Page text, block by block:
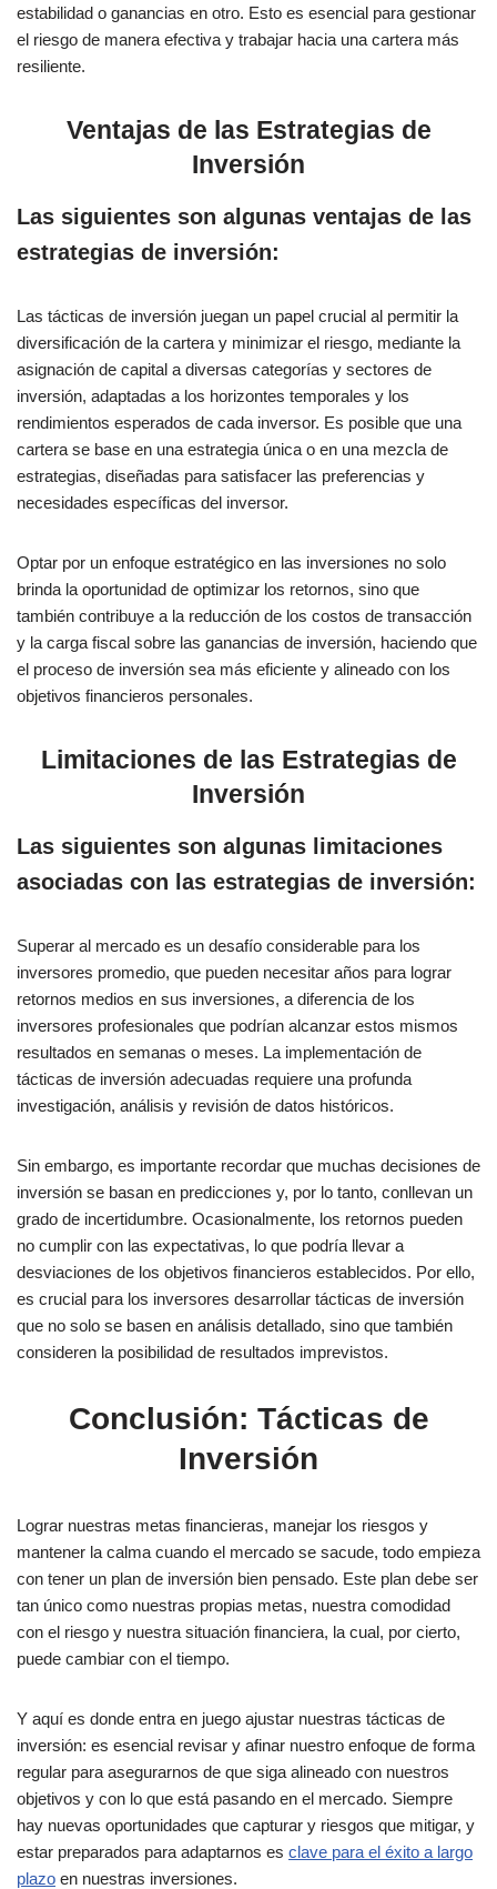
estabilidad o ganancias en otro. Esto es esencial para gestionar
el riesgo de manera efectiva y trabajar hacia una cartera más
resiliente.
Ventajas de las Estrategias de
Inversión
Las siguientes son algunas ventajas de las
estrategias de inversión:
Las tácticas de inversión juegan un papel crucial al permitir la
diversificación de la cartera y minimizar el riesgo, mediante la
asignación de capital a diversas categorías y sectores de
inversión, adaptadas a los horizontes temporales y los
rendimientos esperados de cada inversor. Es posible que una
cartera se base en una estrategia única o en una mezcla de
estrategias, diseñadas para satisfacer las preferencias y
necesidades específicas del inversor.
Optar por un enfoque estratégico en las inversiones no solo
brinda la oportunidad de optimizar los retornos, sino que
también contribuye a la reducción de los costos de transacción
y la carga fiscal sobre las ganancias de inversión, haciendo que
el proceso de inversión sea más eficiente y alineado con los
objetivos financieros personales.
Limitaciones de las Estrategias de
Inversión
Las siguientes son algunas limitaciones
asociadas con las estrategias de inversión:
Superar al mercado es un desafío considerable para los
inversores promedio, que pueden necesitar años para lograr
retornos medios en sus inversiones, a diferencia de los
inversores profesionales que podrían alcanzar estos mismos
resultados en semanas o meses. La implementación de
tácticas de inversión adecuadas requiere una profunda
investigación, análisis y revisión de datos históricos.
Sin embargo, es importante recordar que muchas decisiones de
inversión se basan en predicciones y, por lo tanto, conllevan un
grado de incertidumbre. Ocasionalmente, los retornos pueden
no cumplir con las expectativas, lo que podría llevar a
desviaciones de los objetivos financieros establecidos. Por ello,
es crucial para los inversores desarrollar tácticas de inversión
que no solo se basen en análisis detallado, sino que también
consideren la posibilidad de resultados imprevistos.
Conclusión: Tácticas de
Inversión
Lograr nuestras metas financieras, manejar los riesgos y
mantener la calma cuando el mercado se sacude, todo empieza
con tener un plan de inversión bien pensado. Este plan debe ser
tan único como nuestras propias metas, nuestra comodidad
con el riesgo y nuestra situación financiera, la cual, por cierto,
puede cambiar con el tiempo.
Y aquí es donde entra en juego ajustar nuestras tácticas de
inversión: es esencial revisar y afinar nuestro enfoque de forma
regular para asegurarnos de que siga alineado con nuestros
objetivos y con lo que está pasando en el mercado. Siempre
hay nuevas oportunidades que capturar y riesgos que mitigar, y
estar preparados para adaptarnos es clave para el éxito a largo
plazo en nuestras inversiones.